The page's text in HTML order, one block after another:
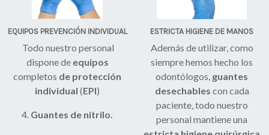
EQUIPOS PREVENCIÓN INDIVIDUAL
Todo nuestro personal
dispone de equipos
completos de protección
individual (EPI)
4. Guantes de nitrilo.
ESTRICTA HIGIENE DE MANOS
Además de utilizar, como
siempre hemos hecho los
odontólogos, guantes
desechables con cada
paciente, todo nuestro
personal mantiene una